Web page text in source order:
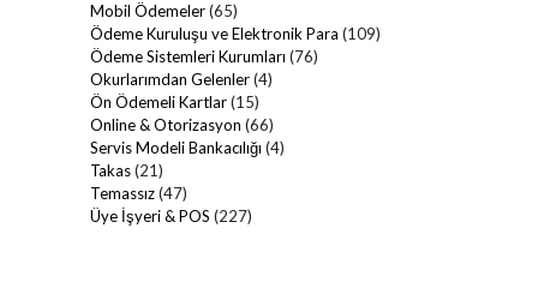
Mobil Ödemeler(65)
Ödeme Kuruluşu ve Elektronik Para (109)
Ödeme Sistemleri Kurumları (76)
Okurlarımdan Gelenler(4)
Ön Ödemeli Kartlar(15)
Online & Otorizasyon (66)
Servis Modeli Bankacılığı (4)
Takas(21)
Temassız(47)
Üye İşyeri & POS (227)